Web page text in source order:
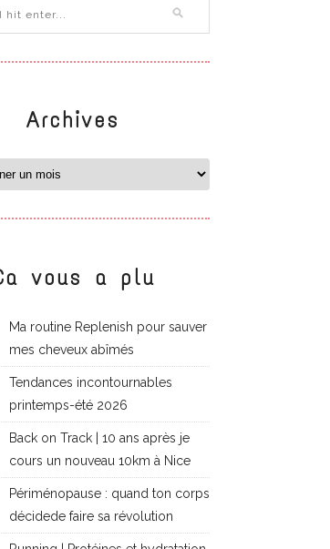
Archives
vous a plu
Ma routine Replenish pour sauver
mes cheveux abîmés
Tendances incontournables
printemps-été 2026
Back on Track | 10 ans après je
cours un nouveau 10km à Nice
Périménopause : quand ton corps
décidede faire sa révolution